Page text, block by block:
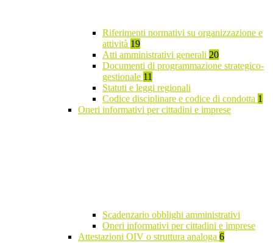
Riferimenti normativi su organizzazione e
attività 19
Atti amministrativi generali 20
Documenti di programmazione strategico-
gestionale 11
Statuti e leggi regionali
Codice disciplinare e codice di condotta 1
Oneri informativi per cittadini e imprese
Scadenzario obblighi amministrativi
Oneri informativi per cittadini e imprese
Attestazioni OIV o struttura analoga 6